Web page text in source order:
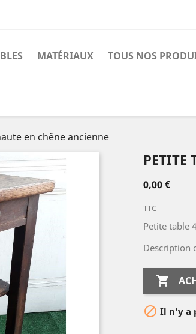
MATÉRIAUX TOUS NOS
en chêne ancienne
PETITE
0,00 €
TTC
Petite table
Description

 Il n'y a